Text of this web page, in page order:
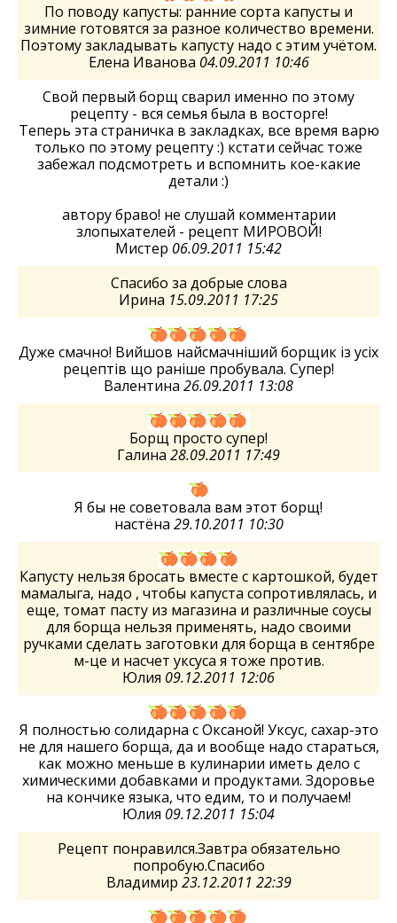
По поводу капусты: ранние сорта капусты и
зимние готовятся за разное количество времени.
Поэтому закладывать капусту надо с этим учётом.
Елена Иванова 04.09.2011 10:46
Свой первый борщ сварил именно по этому
рецепту - вся семья была в восторге!
Теперь эта страничка в закладках, все время варю
только по этому рецепту :) кстати сейчас тоже
забежал подсмотреть и вспомнить кое-какие
детали :)
автору браво! не слушай комментарии
злопыхателей - рецепт МИРОВОЙ!
Мистер 06.09.2011 15:42
Спасибо за добрые слова
Ирина 15.09.2011 17:25
Дуже смачно! Вийшов найсмачніший борщик із усіх
рецептів що раніше пробувала. Супер!
Валентина 26.09.2011 13:08
Борщ просто супер!
Галина 28.09.2011 17:49
Я бы не советовала вам этот борщ!
настёна 29.10.2011 10:30
Капусту нельзя бросать вместе с картошкой, будет
мамалыга, надо , чтобы капуста сопротивлялась, и
еще, томат пасту из магазина и различные соусы
для борща нельзя применять, надо своими
ручками сделать заготовки для борща в сентябре
м-це и насчет уксуса я тоже против.
Юлия 09.12.2011 12:06
Я полностью солидарна с Оксаной! Уксус, сахар-это
не для нашего борща, да и вообще надо стараться,
как можно меньше в кулинарии иметь дело с
химическими добавками и продуктами. Здоровье
на кончике языка, что едим, то и получаем!
Юлия 09.12.2011 15:04
Рецепт понравился.Завтра обязательно
попробую.Спасибо
Владимир 23.12.2011 22:39